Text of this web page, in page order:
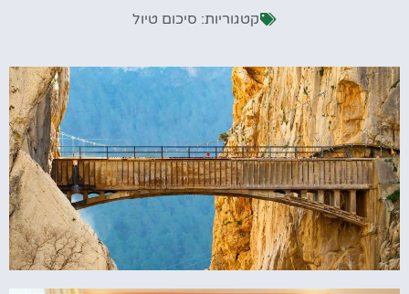
קטגוריות: סיכום טיול